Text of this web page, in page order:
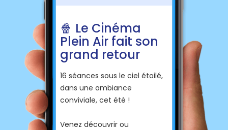
🍿 Le Cinéma
Plein Air fait son
grand retour
16 séances sous le ciel étoilé,
dans une ambiance
conviviale, cet été !
Venez découvrir ou